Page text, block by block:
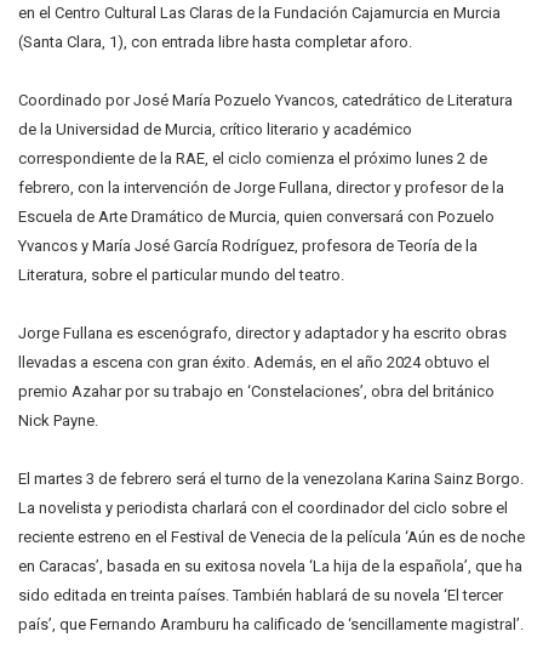
en el Centro Cultural Las Claras de la Fundación Cajamurcia en Murcia
(Santa Clara, 1), con entrada libre hasta completar aforo.
Coordinado por José María Pozuelo Yvancos, catedrático de Literatura
de la Universidad de Murcia, crítico literario y académico
correspondiente de la RAE, el ciclo comienza el próximo lunes 2 de
febrero, con la intervención de Jorge Fullana, director y profesor de la
Escuela de Arte Dramático de Murcia, quien conversará con Pozuelo
Yvancos y María José García Rodríguez, profesora de Teoría de la
Literatura, sobre el particular mundo del teatro.
Jorge Fullana es escenógrafo, director y adaptador y ha escrito obras
llevadas a escena con gran éxito. Además, en el año 2024 obtuvo el
premio Azahar por su trabajo en ‘Constelaciones’, obra del británico
Nick Payne.
El martes 3 de febrero será el turno de la venezolana Karina Sainz Borgo.
La novelista y periodista charlará con el coordinador del ciclo sobre el
reciente estreno en el Festival de Venecia de la película ‘Aún es de noche
en Caracas’, basada en su exitosa novela ‘La hija de la española’, que ha
sido editada en treinta países. También hablará de su novela ‘El tercer
país’, que Fernando Aramburu ha calificado de ‘sencillamente magistral’.